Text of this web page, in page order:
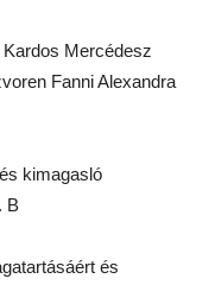
Mercédesz
Fanni Alexandra
kimagasló
B
és